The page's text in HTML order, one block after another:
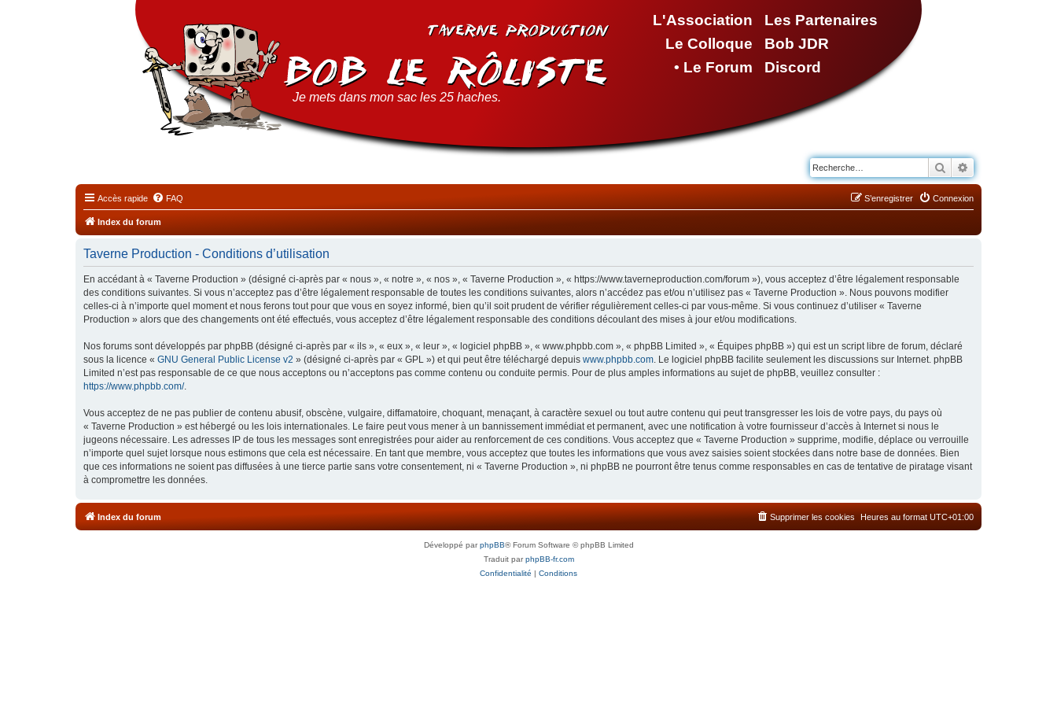
L'Association
Le Colloque
• Le Forum
Les Partenaires
Bob JDR
Discord
Je mets dans mon sac les 25 haches.
Rechercher
Accès rapide FAQ Connexion
S’enregistrer
Index du forum
Taverne Production - Conditions d’utilisation
En accédant à « Taverne Production » (désigné ci-après par « nous », « notre », « nos », « Taverne Production », « https://www.taverneproduction.com/forum »), vous acceptez d’être légalement responsable
des conditions suivantes. Si vous n’acceptez pas d’être légalement responsable de toutes les conditions suivantes, alors n’accédez pas et/ou n’utilisez pas « Taverne Production ». Nous pouvons modifier
celles-ci à n’importe quel moment et nous ferons tout pour que vous en soyez informé, bien qu’il soit prudent de vérifier régulièrement celles-ci par vous-même. Si vous continuez d’utiliser « Taverne
Production » alors que des changements ont été effectués, vous acceptez d’être légalement responsable des conditions découlant des mises à jour et/ou modifications.
Nos forums sont développés par phpBB (désigné ci-après par « ils », « eux », « leur », « logiciel phpBB », « www.phpbb.com », « phpBB Limited », « Équipes phpBB ») qui est un script libre de forum, déclaré
sous la licence « GNU General Public License v2 » (désigné ci-après par « GPL ») et qui peut être téléchargé depuis www.phpbb.com. Le logiciel phpBB facilite seulement les discussions sur Internet. phpBB
Limited n’est pas responsable de ce que nous acceptons ou n’acceptons pas comme contenu ou conduite permis. Pour de plus amples informations au sujet de phpBB, veuillez consulter :
https://www.phpbb.com/.
Vous acceptez de ne pas publier de contenu abusif, obscène, vulgaire, diffamatoire, choquant, menaçant, à caractère sexuel ou tout autre contenu qui peut transgresser les lois de votre pays, du pays où
« Taverne Production » est hébergé ou les lois internationales. Le faire peut vous mener à un bannissement immédiat et permanent, avec une notification à votre fournisseur d’accès à Internet si nous le
jugeons nécessaire. Les adresses IP de tous les messages sont enregistrées pour aider au renforcement de ces conditions. Vous acceptez que « Taverne Production » supprime, modifie, déplace ou verrouille
n’importe quel sujet lorsque nous estimons que cela est nécessaire. En tant que membre, vous acceptez que toutes les informations que vous avez saisies soient stockées dans notre base de données. Bien
que ces informations ne soient pas diffusées à une tierce partie sans votre consentement, ni « Taverne Production », ni phpBB ne pourront être tenus comme responsables en cas de tentative de piratage visant
à compromettre les données.
Index du forum Heures au format UTC+01:00
Supprimer les cookies
Développé parphpBB® Forum Software © phpBB Limited
Traduit parphpBB-fr.com
Confidentialité | Conditions